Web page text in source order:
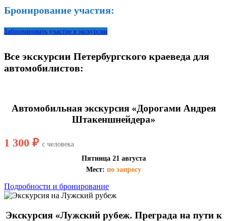
Бронирование участия:
Забронировать участие в экскурсии
Все экскурсии Петербургского краеведа для
автомобилистов:
Автомобильная экскурсия «Дорогами Андрея
Штакеншнейдера»
1 300 ₽ с человека
Пятница 21 августа
Мест: по запросу
Подробности и бронирование
Экскурсия «Лужский рубеж. Преграда на пути к